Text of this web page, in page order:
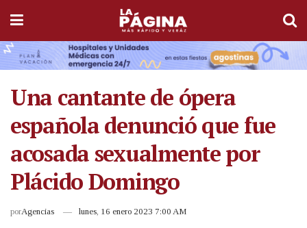
Una cantante de ópera
española denunció que fue
acosada sexualmente por
Plácido Domingo
porAgencias lunes, 16 enero 2023 7:00 AM